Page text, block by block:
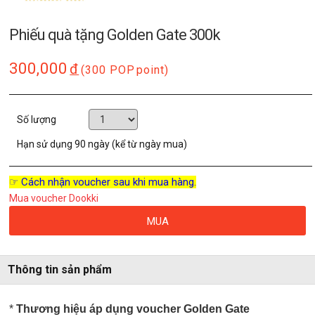
Phiếu quà tặng Golden Gate 300k
300,000 đ (300 POP point)
Số lượng
Hạn sử dụng90 ngày (kể từ ngày mua)
☞ Cách nhận voucher sau khi mua hàng.
Mua voucher Dookki
MUA
Thông tin sản phẩm
*Thương hiệu áp dụng voucher Golden Gate